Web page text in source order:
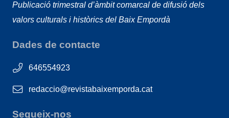
Publicació trimestral d’àmbit comarcal de difusió dels
valors culturals i històrics del Baix Empordà
Dades de contacte
646554923
redaccio@revistabaixemporda.cat
Segueix-nos